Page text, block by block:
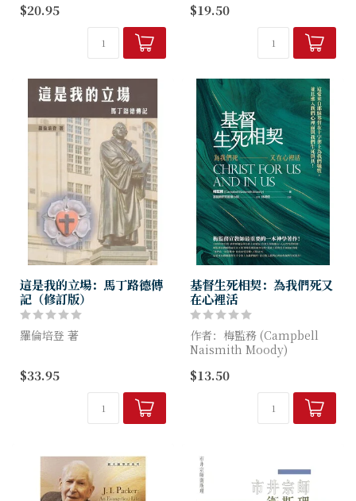
世界最新的譯本，由翻譯《恩
典多奇異》、《浪子回頭》等
膾炙人口作品的資深譯者徐成
$20.95
位關鍵人物！為了慶祝加爾文
500周年誕辰，特別從四個不
同的角度──生平、生活教
$19.50
這是我的立場：馬丁路德傳
記（修訂版）
羅倫培登 著
撼，令教會翻天覆地的小小修
道士，今日被譽為基督教偉大
的先知、牧者和改革家。在本
書中你可與他重溫改教歷史的
$33.95
基督生死相契：為我們死又
在心裡活
作者：梅監務 (Campbell
Naismith Moody)
梅監務牧師宣教130週年 ╳ 基
督教研究智庫2025重磅新
梅監務宣教師最重要的一...
$13.50